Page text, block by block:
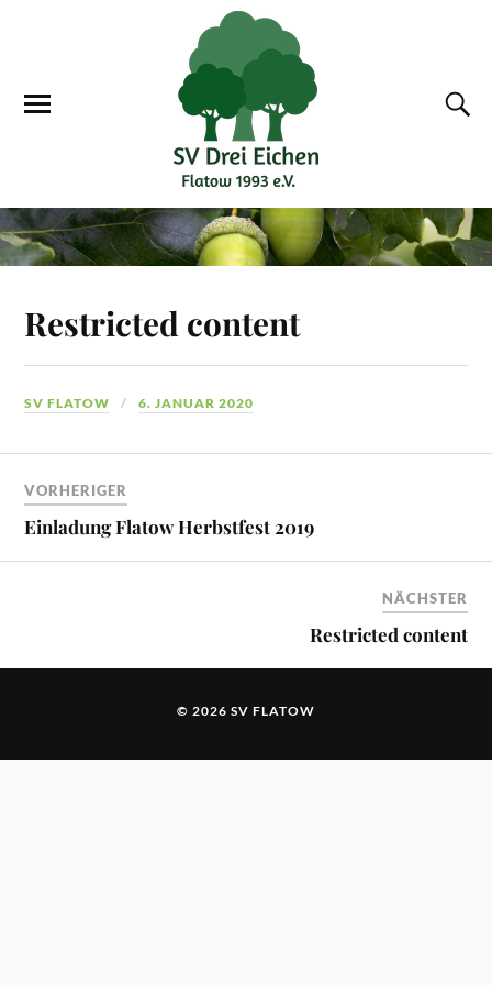
Restricted content
SV FLATOW 6. JANUAR 2020
VORHERIGER
Einladung Flatow Herbstfest 2019
NÄCHSTER
Restricted content
© 2026 SV FLATOW